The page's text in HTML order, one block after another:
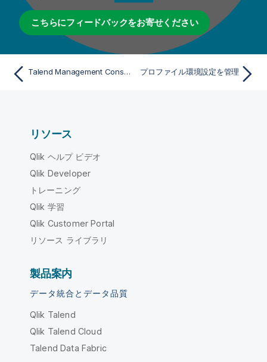
こちらにフィードバックをお寄せください
Talend Management ConsoleでQlikテナントをリンク プロファイル環境設定を管理
リソース
Qlik ヘルプ ビデオ
Qlik Developer
トレーニング
Qlik 学習
Qlik Customer Portal
リソース ライブラリ
製品案内
データ統合とデータ品質
Qlik Talend
Qlik Talend Cloud
Talend Data Fabric